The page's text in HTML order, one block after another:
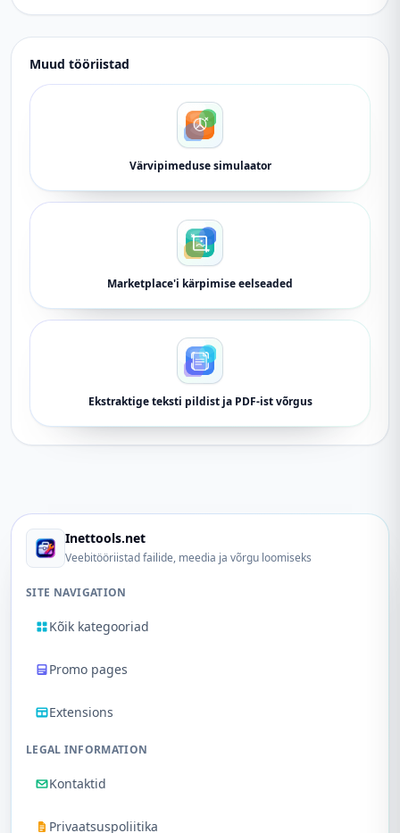
Muud tööriistad
Värvipimeduse simulaator
Marketplace'i kärpimise eelseaded
Ekstraktige teksti pildist ja PDF-ist võrgus
Inettools.net
Veebitööriistad failide, meedia ja võrgu loomiseks
SITE NAVIGATION
Kõik kategooriad
Promo pages
Extensions
LEGAL INFORMATION
Kontaktid
Privaatsuspoliitika